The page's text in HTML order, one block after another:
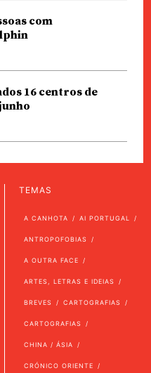
com
16 centros de
TEMAS
A CANHOTA AI PORTUGAL
ANTROPOFOBIAS
A OUTRA FACE
ARTES, LETRAS E IDEIAS
BREVES CARTOGRAFIAS
CARTOGRAFIAS
CHINA / ÁSIA
CRÓNICO ORIENTE